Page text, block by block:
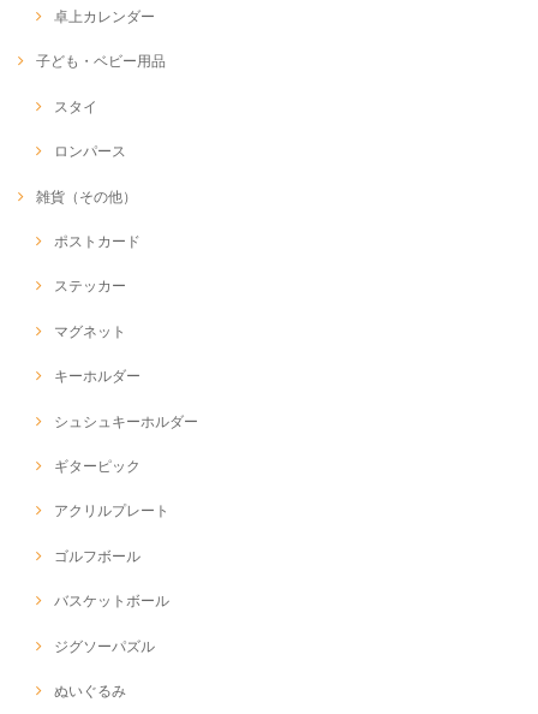
卓上カレンダー
子ども・ベビー用品
スタイ
ロンパース
雑貨（その他）
ポストカード
ステッカー
マグネット
キーホルダー
シュシュキーホルダー
ギターピック
アクリルプレート
ゴルフボール
バスケットボール
ジグソーパズル
ぬいぐるみ